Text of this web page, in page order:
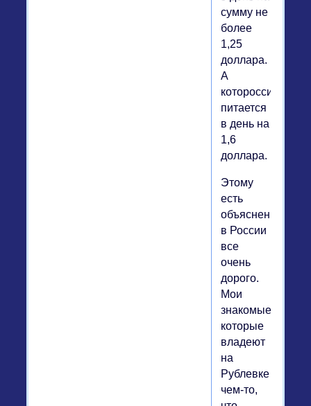
сумму не
более
1,25
доллара.
А
котороссиянин
питается
в день на
1,6
доллара.
Этому
есть
объяснение:
в России
все
очень
дорого.
Мои
знакомые,
которые
владеют
на
Рублевке
чем-то,